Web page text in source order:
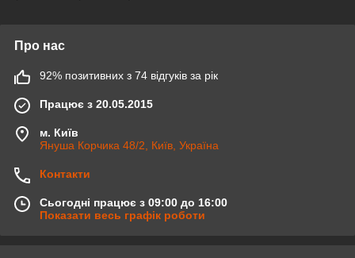
Про нас
92% позитивних з 74 відгуків за рік
Працює з 20.05.2015
м. Київ
Януша Корчика 48/2, Київ, Україна
Контакти
Сьогодні працює з 09:00 до 16:00
Показати весь графік роботи